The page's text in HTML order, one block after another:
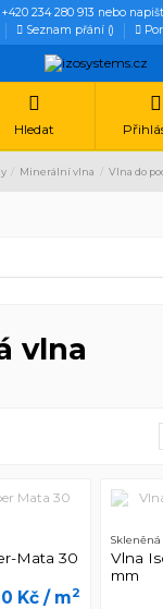
234 280 913 nebo
Seznam přání ()
Hledat
Minerální vlna Vlna do
vlna
Mata 30
Kč / m2
Skleněná
Vlna
mm